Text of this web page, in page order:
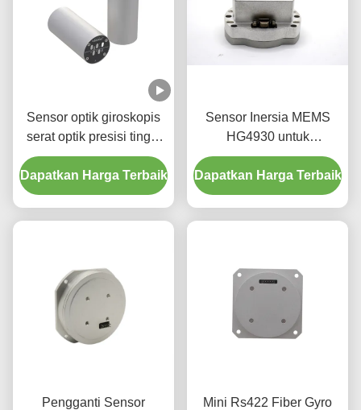
Sensor optik giroskopis
serat optik presisi tinggi
tingkat kebisingan rendah
biaya yang wajar
Dapatkan Harga Terbaik
Sensor Inersia MEMS
HG4930 untuk
Penginderaan Orientasi
Gerakan Presisi
Dapatkan Harga Terbaik
Pengganti Sensor
Mini Rs422 Fiber Gyro